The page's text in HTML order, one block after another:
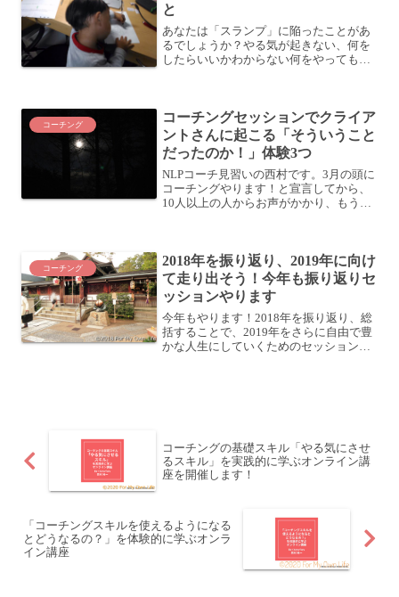
と
あなたは「スランプ」に陥ったことがあ
るでしょうか？やる気が起きない、何を
したらいいかわからない何をやってもダ
傾向にあります (苦笑そ...
コーチング
コーチングセッションでクライア
ントさんに起こる「そういうこと
だったのか！」体験3つ
NLPコーチ見習いの西村です。3月の頭に
コーチングやります！と宣言してから、
10人以上の人からお声がかかり、もう7
間がとてもワクワク...
コーチング
2018年を振り返り、2019年に向け
て走り出そう！今年も振り返りセ
ッションやります
今年もやります！2018年を振り返り、総
括することで、2019年をさらに自由で豊
かな人生にしていくためのセッションで
コーチングの基礎スキル「やる気にさせ
るスキル」を実践的に学ぶオンライン講
座を開催します！
「コーチングスキルを使えるようになる
とどうなるの？」を体験的に学ぶオンラ
イン講座